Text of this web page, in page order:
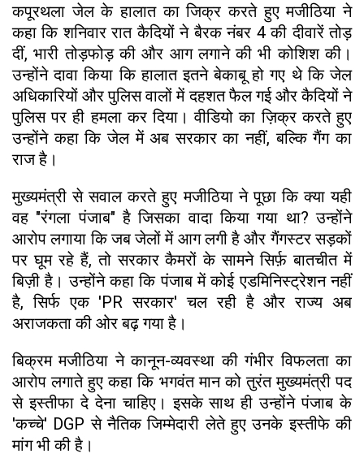
कपूरथला जेल के हालात का जिक्र करते हुए मजीठिया ने
कहा कि शनिवार रात कैदियों ने बैरक नंबर 4 की दीवारें तोड़
दीं, भारी तोड़फोड़ की और आग लगाने की भी कोशिश की।
उन्होंने दावा किया कि हालात इतने बेकाबू हो गए थे कि जेल
अधिकारियों और पुलिस वालों में दहशत फैल गई और कैदियों ने
पुलिस पर ही हमला कर दिया। वीडियो का ज़िक्र करते हुए
उन्होंने कहा कि जेल में अब सरकार का नहीं, बल्कि गैंग का
राज है।
मुख्यमंत्री से सवाल करते हुए मजीठिया ने पूछा कि क्या यही
वह "रंगला पंजाब" है जिसका वादा किया गया था? उन्होंने
आरोप लगाया कि जब जेलों में आग लगी है और गैंगस्टर सड़कों
पर घूम रहे हैं, तो सरकार कैमरों के सामने सिर्फ़ बातचीत में
बिज़ी है। उन्होंने कहा कि पंजाब में कोई एडमिनिस्ट्रेशन नहीं
है, सिर्फ एक 'PR सरकार' चल रही है और राज्य अब
अराजकता की ओर बढ़ गया है।
बिक्रम मजीठिया ने कानून-व्यवस्था की गंभीर विफलता का
आरोप लगाते हुए कहा कि भगवंत मान को तुरंत मुख्यमंत्री पद
से इस्तीफा दे देना चाहिए। इसके साथ ही उन्होंने पंजाब के
'कच्चे' DGP से नैतिक जिम्मेदारी लेते हुए उनके इस्तीफे की
मांग भी की है।